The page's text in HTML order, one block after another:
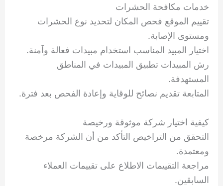
خدمات مكافحة الحشرات
تقييم الموقع فحص المكان لتحديد نوع الحشرات
ومستوى الإصابة.
اختيار المبيد المناسب استخدام مبيدات فعالة وآمنة.
رش المبيدات تطبيق المبيدات في المناطق
المستهدفة.
المتابعة تقديم نصائح للوقاية وإعادة الفحص بعد فترة.
كيفية اختيار شركة موثوقة ورخيصة
التحقق من التراخيص التأكد من أن الشركة مرخصة
ومعتمدة.
مراجعة التقييمات الاطلاع على تقييمات العملاء
السابقين.